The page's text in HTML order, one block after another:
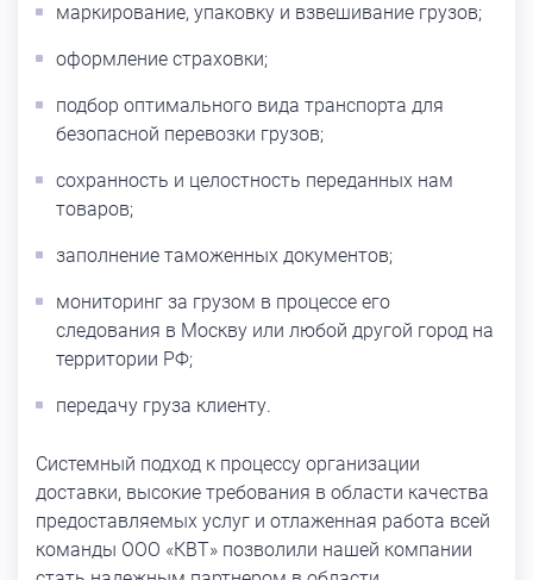
маркирование, упаковку и взвешивание грузов;
оформление страховки;
подбор оптимального вида транспорта для
безопасной перевозки грузов;
сохранность и целостность переданных нам
товаров;
заполнение таможенных документов;
мониторинг за грузом в процессе его
следования в Москву или любой другой город на
территории РФ;
передачу груза клиенту.
Системный подход к процессу организации
доставки, высокие требования в области качества
предоставляемых услуг и отлаженная работа всей
команды ООО «КВТ» позволили нашей компании